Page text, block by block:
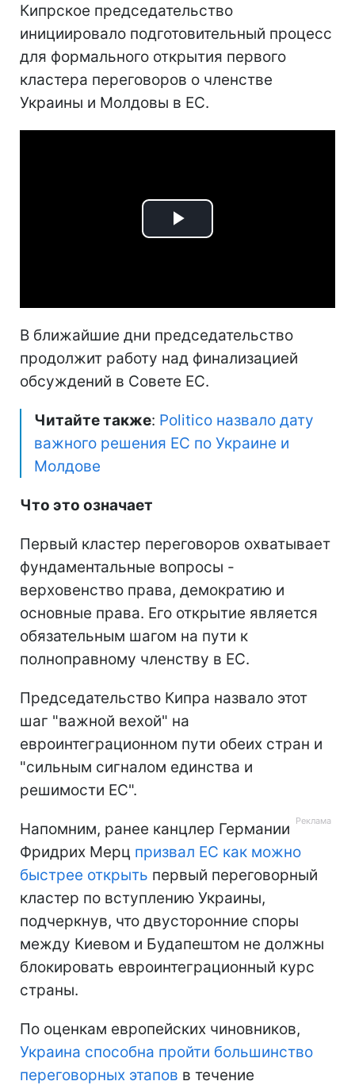
Кипрское председательство
инициировало подготовительный процесс
для формального открытия первого
кластера переговоров о членстве
Украины и Молдовы в ЕС.
Play
В ближайшие дни председательство
продолжит работу над финализацией
обсуждений в Совете ЕС.
Читайте также: Politico назвало дату
важного решения ЕС по Украине и
Молдове
Что это означает
Первый кластер переговоров охватывает
фундаментальные вопросы -
верховенство права, демократию и
основные права. Его открытие является
обязательным шагом на пути к
полноправному членству в ЕС.
Председательство Кипра назвало этот
шаг "важной вехой" на
евроинтеграционном пути обеих стран и
"сильным сигналом единства и
решимости ЕС".
Напомним, ранее канцлер Германии
Фридрих Мерц призвал ЕС как можно
быстрее открыть первый переговорный
кластер по вступлению Украины,
подчеркнув, что двусторонние споры
между Киевом и Будапештом не должны
блокировать евроинтеграционный курс
страны.
По оценкам европейских чиновников,
Украина способна пройти большинство
переговорных этапов в течение